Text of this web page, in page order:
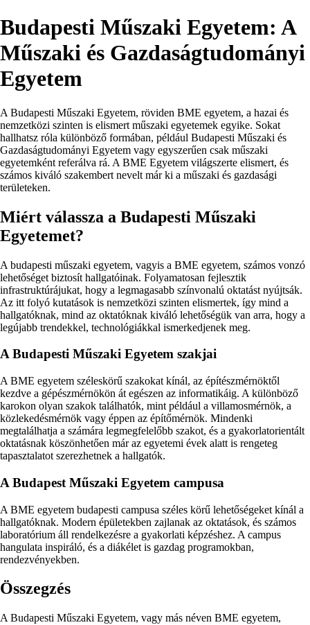
Budapesti Műszaki Egyetem: A
Műszaki és Gazdaságtudományi
Egyetem
A Budapesti Műszaki Egyetem, röviden BME egyetem, a hazai és
nemzetközi szinten is elismert műszaki egyetemek egyike. Sokat
hallhatsz róla különböző formában, például Budapesti Műszaki és
Gazdaságtudományi Egyetem vagy egyszerűen csak műszaki
egyetemként referálva rá. A BME Egyetem világszerte elismert, és
számos kiváló szakembert nevelt már ki a műszaki és gazdasági
területeken.
Miért válassza a Budapesti Műszaki
Egyetemet?
A budapesti műszaki egyetem, vagyis a BME egyetem, számos vonzó
lehetőséget biztosít hallgatóinak. Folyamatosan fejlesztik
infrastruktúrájukat, hogy a legmagasabb színvonalú oktatást nyújtsák.
Az itt folyó kutatások is nemzetközi szinten elismertek, így mind a
hallgatóknak, mind az oktatóknak kiváló lehetőségük van arra, hogy a
legújabb trendekkel, technológiákkal ismerkedjenek meg.
A Budapesti Műszaki Egyetem szakjai
A BME egyetem széleskörű szakokat kínál, az építészmérnöktől
kezdve a gépészmérnökön át egészen az informatikáig. A különböző
karokon olyan szakok találhatók, mint például a villamosmérnök, a
közlekedésmérnök vagy éppen az építőmérnök. Mindenki
megtalálhatja a számára legmegfelelőbb szakot, és a gyakorlatorientált
oktatásnak köszönhetően már az egyetemi évek alatt is rengeteg
tapasztalatot szerezhetnek a hallgatók.
A Budapest Műszaki Egyetem campusa
A BME egyetem budapesti campusa széles körű lehetőségeket kínál a
hallgatóknak. Modern épületekben zajlanak az oktatások, és számos
laboratórium áll rendelkezésre a gyakorlati képzéshez. A campus
hangulata inspiráló, és a diákélet is gazdag programokban,
rendezvényekben.
Összegzés
A Budapesti Műszaki Egyetem, vagy más néven BME egyetem,